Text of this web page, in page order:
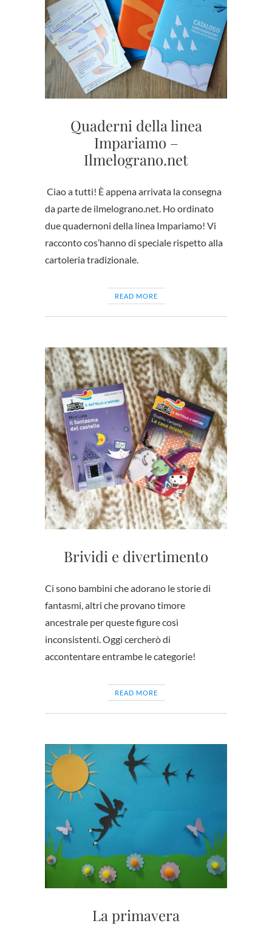
Quaderni della linea
Impariamo –
Ilmelograno.net
Ciao a tutti! È appena arrivata la consegna
da parte de ilmelograno.net. Ho ordinato
due quadernoni della linea Impariamo! Vi
racconto cos’hanno di speciale rispetto alla
cartoleria tradizionale.
READ MORE
Brividi e divertimento
Ci sono bambini che adorano le storie di
fantasmi, altri che provano timore
ancestrale per queste figure così
inconsistenti. Oggi cercherò di
accontentare entrambe le categorie!
READ MORE
La primavera